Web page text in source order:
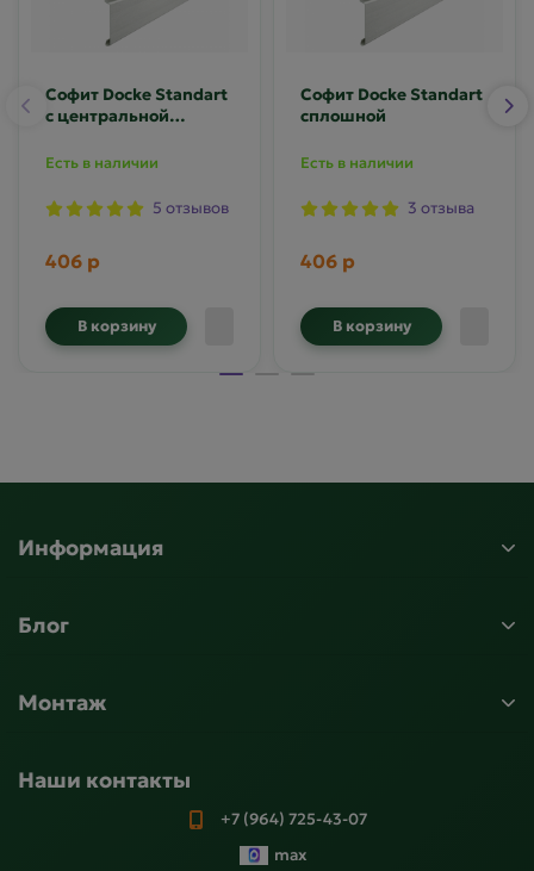
Софит Docke Standart
с центральной
Есть в наличии
5 отзывов
406 р
В корзину
Софит Docke Standart
сплошной
Есть в наличии
3 отзыва
406 р
В корзину
Информация
Блог
Монтаж
Наши контакты
+7 (964) 725-43-07
max